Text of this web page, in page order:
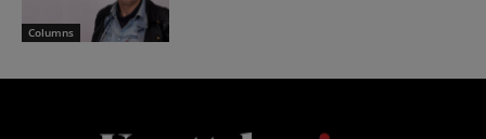
Columns